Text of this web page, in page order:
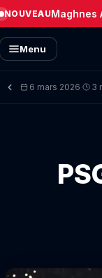
NOUVEAUMaghnes
Menu
6 mars 2026· 3